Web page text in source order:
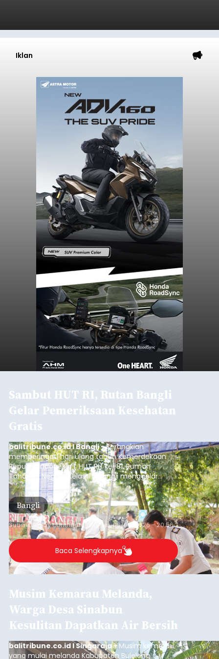
Iklan
Sambut HUT RI, Rutan Bangli
Gelar Pemeriksaan Kesehatan
Gratis
balitribune.co.id I Bangli -Serangkian
memperingati hari ulang tahun Kemerdekaan
Republik Indonesia ( HUT RI) ke-81, Rumah
Tahanan Negara Kelas II B Bangli menggelar
kegiatan pemeriksaan kesehatan gratis, Rabu
(6/8/2026).
Bangli
Submitted bycontributor Thu, 08/06/2026 - 20:56
Baca Selengkapnya
Musim Kemarau Melanda,
Warga Desa Sinabun
Kesulitan Dapatkan Air Bersih
balitribune.co.id I Singaraja -Musim kemarau
yang mulai melanda Kabupaten Buleleng